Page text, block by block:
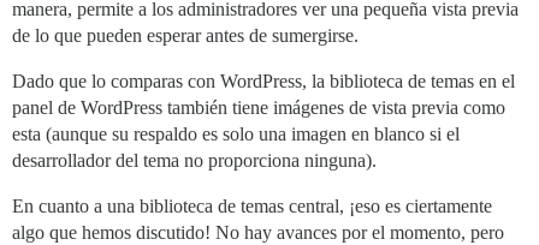
manera, permite a los administradores ver una pequeña vista previa
de lo que pueden esperar antes de sumergirse.
Dado que lo comparas con WordPress, la biblioteca de temas en el
panel de WordPress también tiene imágenes de vista previa como
esta (aunque su respaldo es solo una imagen en blanco si el
desarrollador del tema no proporciona ninguna).
En cuanto a una biblioteca de temas central, ¡eso es ciertamente
algo que hemos discutido! No hay avances por el momento, pero